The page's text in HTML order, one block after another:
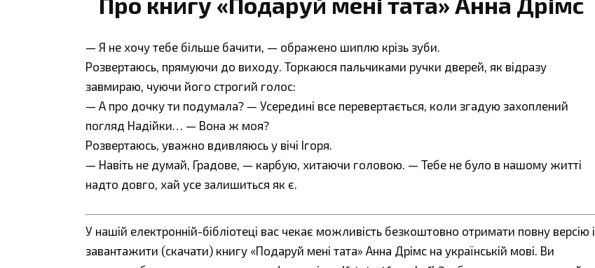
— Я не хочу тебе більше бачити, — ображено шиплю крізь зуби.
Розвертаюсь, прямуючи до виходу. Торкаюся пальчиками ручки дверей, як відразу
завмираю, чуючи його строгий голос:
— А про дочку ти подумала? — Усередині все перевертається, коли згадую захоплений
погляд Надійки… — Вона ж моя?
Розвертаюсь, уважно вдивляюсь у вічі Ігоря.
— Навіть не думай, Градове, — карбую, хитаючи головою. — Тебе не було в нашому житті
надто довго, хай усе залишиться як є.
У нашій електронній-бібліотеці вас чекає можливість безкоштовно отримати повну версію і
завантажити (скачати) книгу «Подаруй мені тата» Анна Дрімс на українській мові. Ви